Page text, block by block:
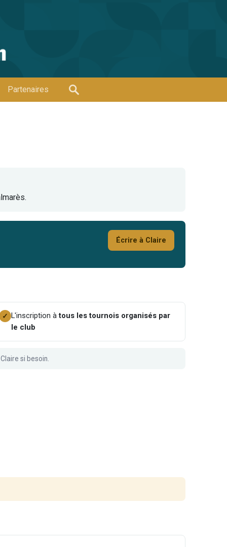
Partenaires
Écrire à Claire
✓ L'inscription àtous les tournois organisés par
le club
si besoin.